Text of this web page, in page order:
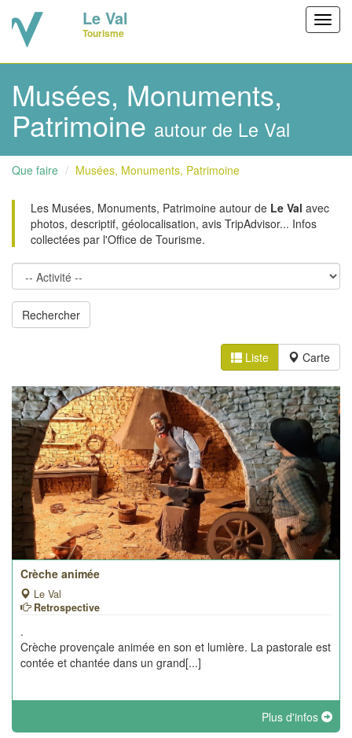
Le Val
Tourisme
Musées, Monuments,
Patrimoine autour de Le Val
Que faire Musées, Monuments, Patrimoine
Les Musées, Monuments, Patrimoine autour de Le Val avec
photos, descriptif, géolocalisation, avis TripAdvisor... Infos
collectées par l'Office de Tourisme.
Liste Carte
Crèche animée
Le Val
Retrospective
.
Crèche provençale animée en son et lumière. La pastorale est
contée et chantée dans un grand[...]
Plus d'infos